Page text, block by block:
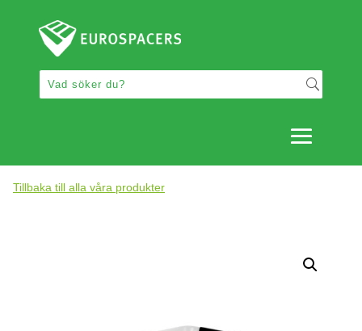
Tillbaka till alla våra produkter